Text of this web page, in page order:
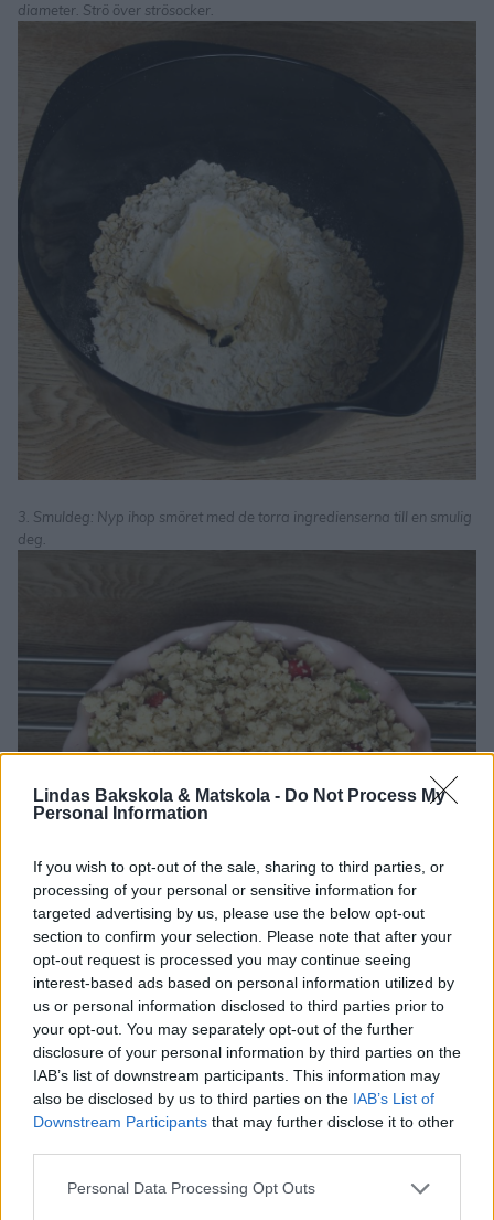
Lindas Bakskola & Matskola - Do Not Process My
Personal Information
If you wish to opt-out of the sale, sharing to third parties, or
processing of your personal or sensitive information for
targeted advertising by us, please use the below opt-out
section to confirm your selection. Please note that after your
opt-out request is processed you may continue seeing
interest-based ads based on personal information utilized by
us or personal information disclosed to third parties prior to
your opt-out. You may separately opt-out of the further
disclosure of your personal information by third parties on the
IAB’s list of downstream participants. This information may
also be disclosed by us to third parties on the IAB’s List of
Downstream Participants that may further disclose it to other
Personal Data Processing Opt Outs
diameter. Strö över strösocker.
3. Smuldeg: Nyp ihop smöret med de torra ingredienserna till en smulig
deg.
4. Smula degen över rabarbern.